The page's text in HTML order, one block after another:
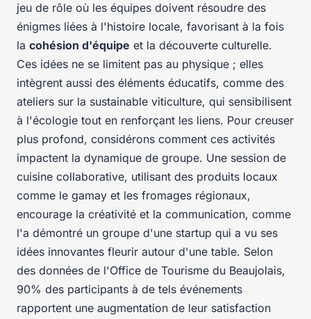
jeu de rôle où les équipes doivent résoudre des
énigmes liées à l'histoire locale, favorisant à la fois
la cohésion d'équipe et la découverte culturelle.
Ces idées ne se limitent pas au physique ; elles
intègrent aussi des éléments éducatifs, comme des
ateliers sur la sustainable viticulture, qui sensibilisent
à l'écologie tout en renforçant les liens. Pour creuser
plus profond, considérons comment ces activités
impactent la dynamique de groupe. Une session de
cuisine collaborative, utilisant des produits locaux
comme le gamay et les fromages régionaux,
encourage la créativité et la communication, comme
l'a démontré un groupe d'une startup qui a vu ses
idées innovantes fleurir autour d'une table. Selon
des données de l'Office de Tourisme du Beaujolais,
90% des participants à de tels événements
rapportent une augmentation de leur satisfaction